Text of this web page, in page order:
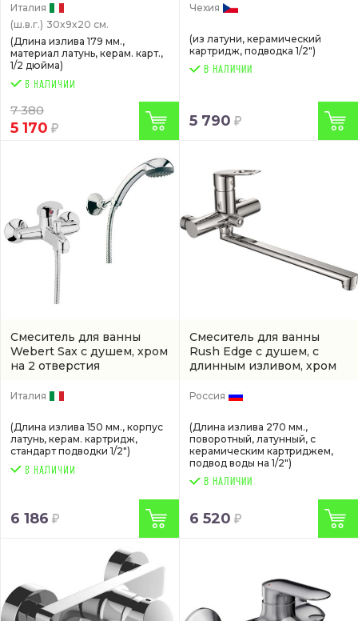
Италия
(ш.в.г.) 30x9x20 см.
(Длина излива 179 мм.,
материал латунь, керам. карт.,
1/2 дюйма)
7 380
5 170
Чехия
(из латуни, керамический
картридж, подводка 1/2")
В НАЛИЧИИ
5 790
Смеситель для ванны
Webert Sax с душем, хром
на 2 отверстия
Италия
(Длина излива 150 мм., корпус
латунь, керам. картридж,
стандарт подводки 1/2")
6 186
Смеситель для ванны
Rush Edge с душем, с
длинным изливом, хром
ED773551)
Россия
(Длина излива 270 мм.,
поворотный, латунный, с
керамическим картриджем,
подвод воды на 1/2")
В НАЛИЧИИ
6 520